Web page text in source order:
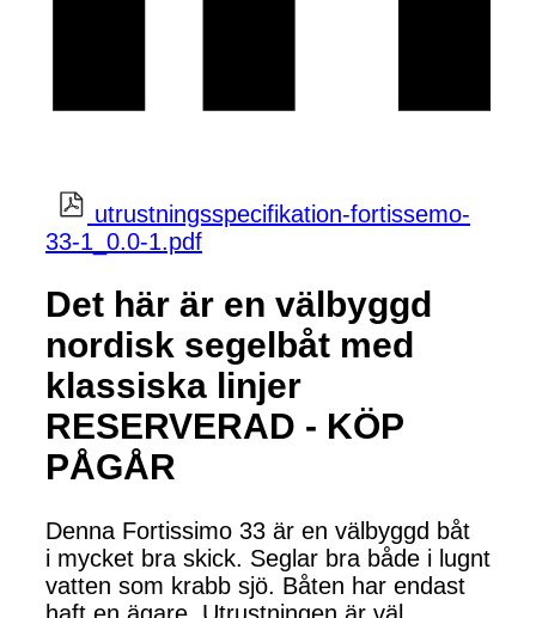
utrustningsspecifikation-fortissemo-
33-1_0.0-1.pdf
Det här är en välbyggd
nordisk segelbåt med
klassiska linjer
RESERVERAD - KÖP
PÅGÅR
Denna Fortissimo 33 är en välbyggd båt
i mycket bra skick. Seglar bra både i lugnt
vatten som krabb sjö. Båten har endast